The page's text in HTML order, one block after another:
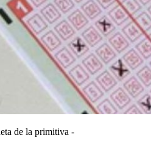
de la primitiva -